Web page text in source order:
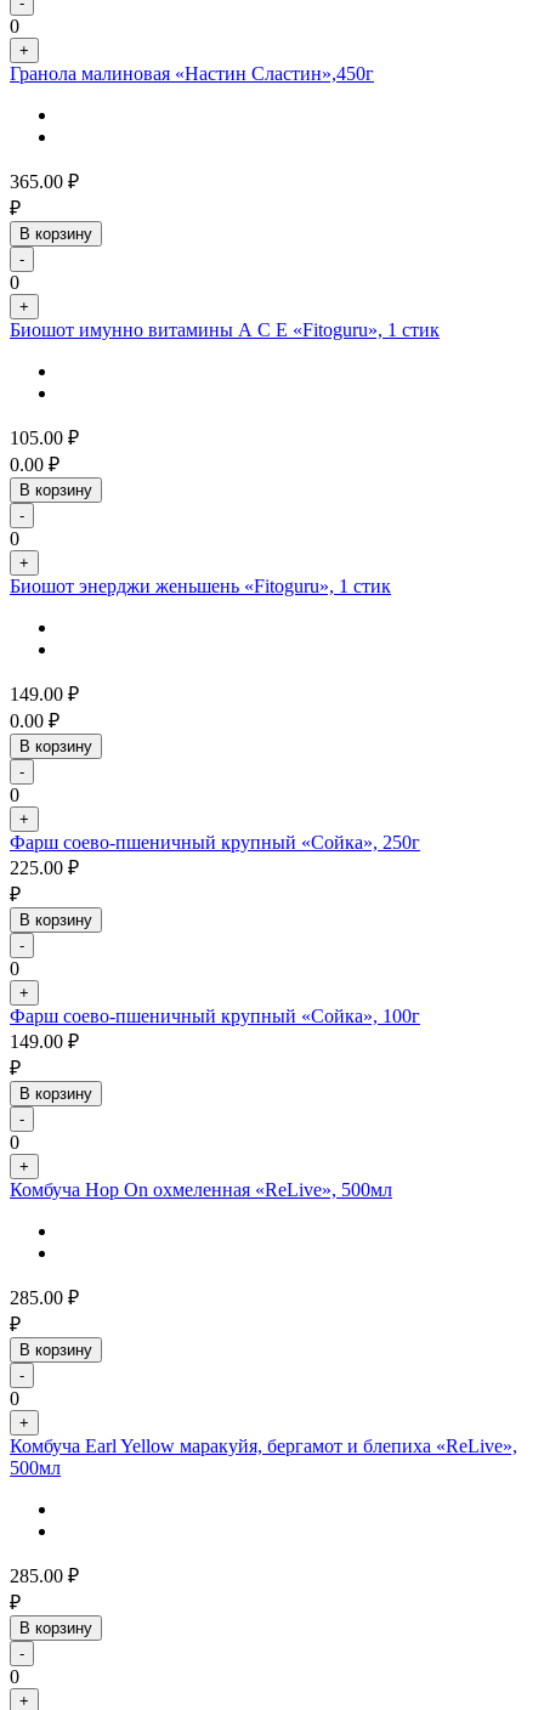
0
+
Гранола малиновая «Настин Сластин»,450г
365.00 ₽
₽
В корзину
-
0
+
Биошот имунно витамины А С Е «Fitoguru», 1 стик
105.00 ₽
0.00 ₽
В корзину
-
0
+
Биошот энерджи женьшень «Fitoguru», 1 стик
149.00 ₽
0.00 ₽
В корзину
-
0
+
Фарш соево-пшеничный крупный «Сойка», 250г
225.00 ₽
₽
В корзину
-
0
+
Фарш соево-пшеничный крупный «Сойка», 100г
149.00 ₽
₽
В корзину
-
0
+
Комбуча Hop On охмеленная «ReLive», 500мл
285.00 ₽
₽
В корзину
-
0
+
Комбуча Earl Yellow маракуйя, бергамот и блепиха «ReLive»,
500мл
285.00 ₽
₽
В корзину
-
0
+